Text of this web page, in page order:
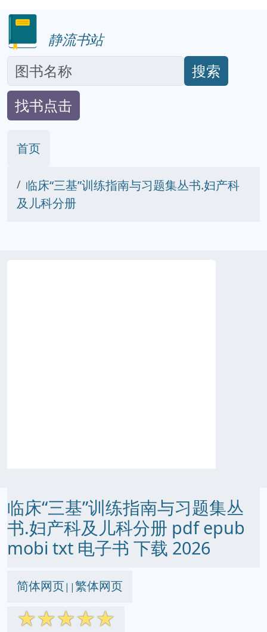
静流书站
搜索
找书点击
首页
临床“三基”训练指南与习题集丛书.妇产科
及儿科分册
临床“三基”训练指南与习题集丛
书.妇产科及儿科分册 pdf epub
mobi txt 电子书 下载 2026
简体网页||繁体网页
☆☆☆☆☆